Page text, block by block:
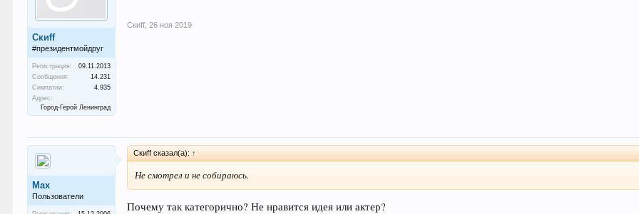
Скиff
#президентмойдруг
Регистрация:
09.11.2013
Сообщения:
14.231
Симпатии:
4.935
Адрес:
Город-Герой Ленинград
Скиff 26 ноя 2019
Max
Пользователи
Скиff сказал(а): ↑
Не смотрел и не собираюсь.
Почему так категорично? Не нравится идея или актер?